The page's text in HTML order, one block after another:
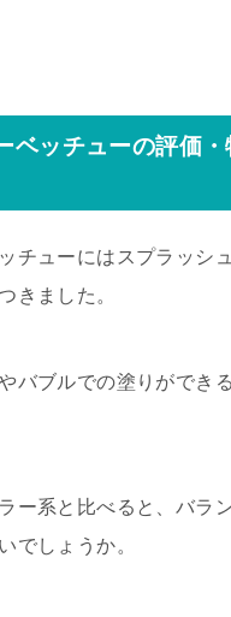
ベッチューの評価
チューにはスプラッシ
きました。
バブルでの塗りができ
ー系と比べると、バラ
でしょうか。